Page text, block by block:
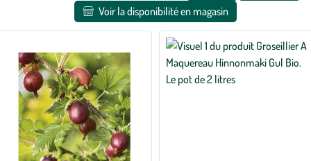
appliqués
Voir la disponibilité en magasin